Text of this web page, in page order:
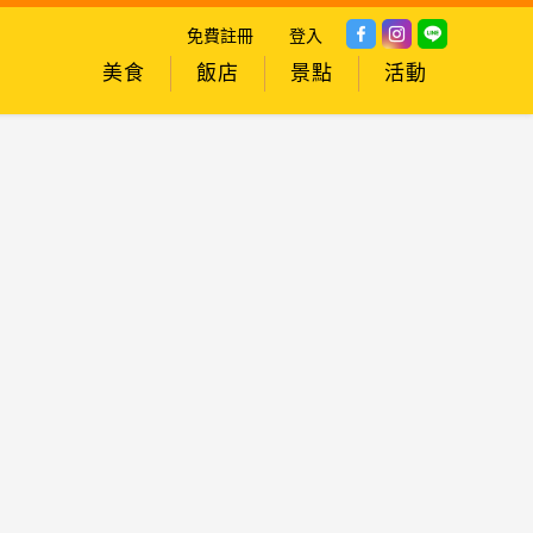
免費註冊 登入
美食 飯店 景點 活動